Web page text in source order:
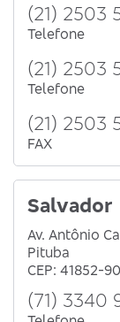
(21) 2503
Telefone
(21) 2503
Telefone
(21) 2503
FAX
Salvador
Av. Antônio
Pituba
CEP: 41852-
(71) 3340